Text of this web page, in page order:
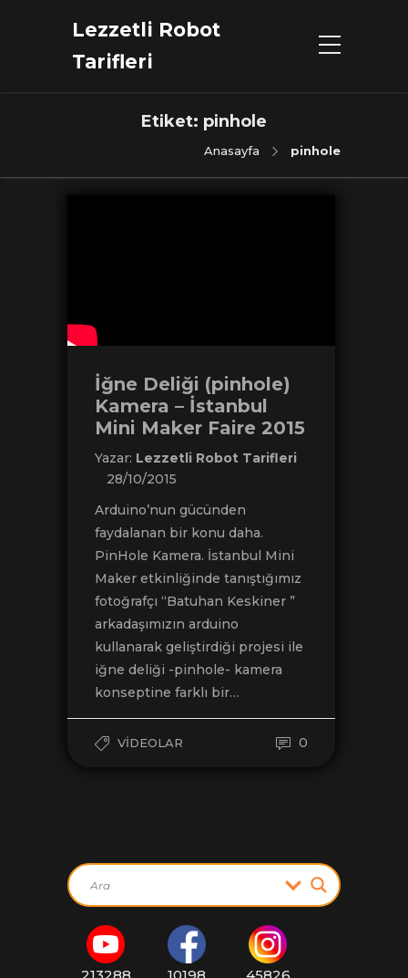
Lezzetli Robot
Tarifleri
Etiket: pinhole
Anasayfa pinhole
İğne Deliği (pinhole)
Kamera – İstanbul
Mini Maker Faire 2015
Yazar: Lezzetli Robot Tarifleri
28/10/2015
Arduino’nun gücünden
faydalanan bir konu daha.
PinHole Kamera. İstanbul Mini
Maker etkinliğinde tanıştığımız
fotoğrafçı “Batuhan Keskiner ”
arkadaşımızın arduino
kullanarak geliştirdiği projesi ile
iğne deliği -pinhole- kamera
konseptine farklı bir…
VIDEOLAR 0